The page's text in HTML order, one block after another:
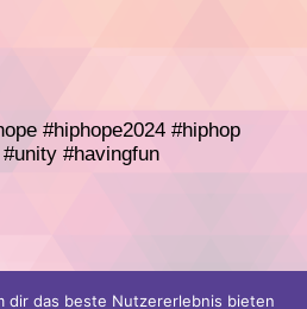
#hiphope2024 #hiphop
#havingfun
dir das beste Nutzererlebnis bieten